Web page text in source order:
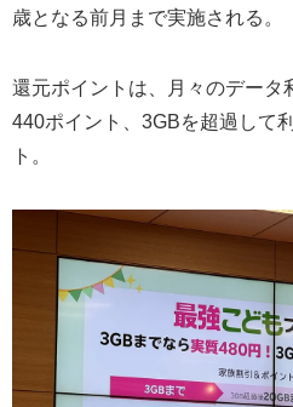
歳となる前月まで実施される。
還元ポイントは、月々のデータ
440ポイント、3GBを超過して
ト。